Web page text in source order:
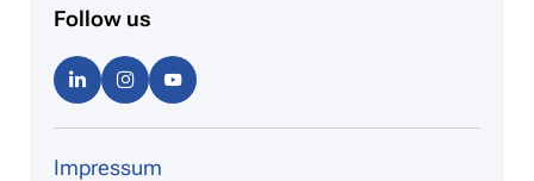
Follow us
Linke
dIn
Instag
ram be
Impressum